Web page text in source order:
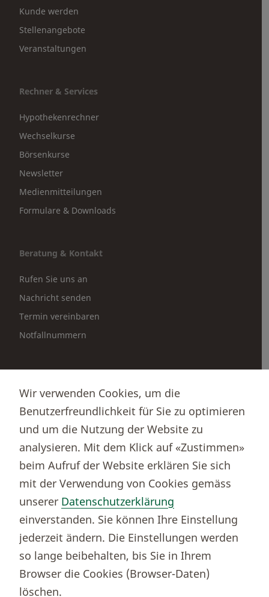
Kunde werden
Stellenangebote
Veranstaltungen
Rechner & Services
Hypothekenrechner
Wechselkurse
Börsenkurse
Newsletter
Medienmitteilungen
Formulare & Downloads
Beratung & Kontakt
Rufen Sie uns an
Nachricht senden
Termin vereinbaren
Notfallnummern
Börsenportal Yourmoney
Thurgauer Kantonalbank
Bankenclearingnr.
784
BIC (SWIFT)
KBTGCH22
Weitere TKB Nummern
Rechtliche Hinweise
Barrierefreiheit
Cookie-Einstellungen
Wir verwenden Cookies, um die
Benutzerfreundlichkeit für Sie zu optimieren
und um die Nutzung der Website zu
analysieren. Mit dem Klick auf «Zustimmen»
beim Aufruf der Website erklären Sie sich
mit der Verwendung von Cookies gemäss
unserer Datenschutzerklärung
einverstanden. Sie können Ihre Einstellung
jederzeit ändern. Die Einstellungen werden
so lange beibehalten, bis Sie in Ihrem
Browser die Cookies (Browser-Daten)
löschen.